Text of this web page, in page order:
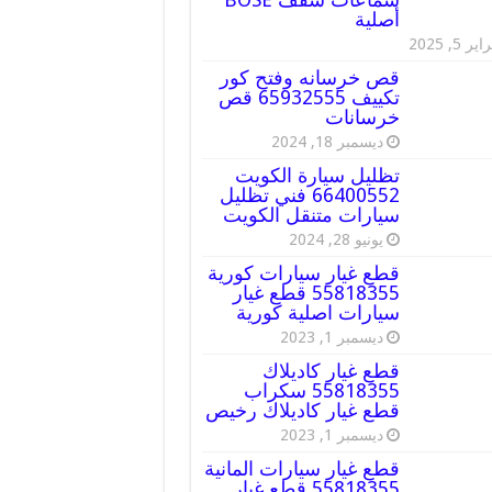
أصلية
5, 2025
قص خرسانه وفتح كور
تكييف 65932555 قص
خرسانات
ديسمبر 18, 2024
تظليل سيارة الكويت
66400552 فني تظليل
سيارات متنقل الكويت
يونيو 28, 2024
قطع غيار سيارات كورية
55818355 قطع غيار
سيارات اصلية كورية
ديسمبر 1, 2023
قطع غيار كاديلاك
55818355 سكراب
قطع غيار كاديلاك رخيص
ديسمبر 1, 2023
قطع غيار سيارات المانية